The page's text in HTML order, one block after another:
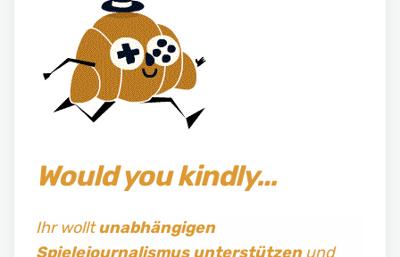
Would you kindly…
Ihr wolltunabhängigen
Spielejournalismus unterstützenund